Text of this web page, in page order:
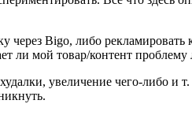
Bigo, либо
ли мой товар/контент
увеличение чего-либо и